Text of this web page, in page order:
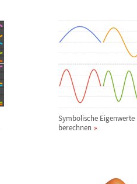
Symbolische Eigenwerte
berechnen